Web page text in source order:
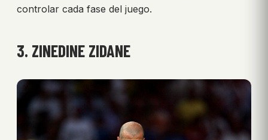
controlar cada fase del juego.
3. ZINEDINE ZIDANE